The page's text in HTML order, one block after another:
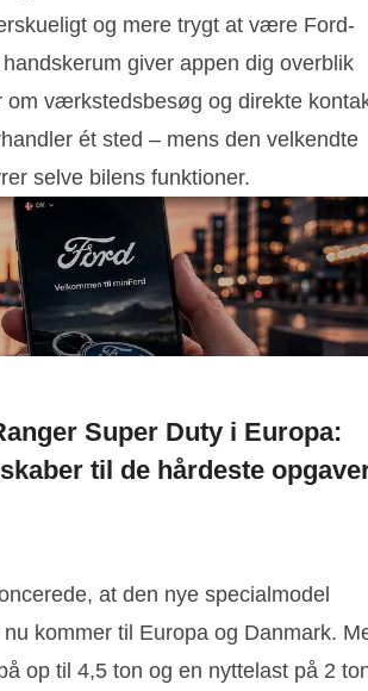
og mere trygt at være Ford-
giver appen dig overblik
om værkstedsbesøg og direkte
ét sted – mens den velkendte
selve bilens funktioner.
Super Duty i Europa:
til de hårdeste
at den nye specialmodel
kommer til Europa og Danmark.
op til 4,5 ton og en nyttelast på 2